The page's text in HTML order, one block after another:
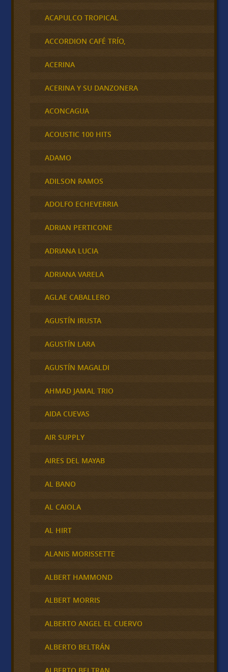
ACAPULCO TROPICAL
ACCORDION CAFÉ TRÍO,
ACERINA
ACERINA Y SU DANZONERA
ACONCAGUA
ACOUSTIC 100 HITS
ADAMO
ADILSON RAMOS
ADOLFO ECHEVERRIA
ADRIAN PERTICONE
ADRIANA LUCIA
ADRIANA VARELA
AGLAE CABALLERO
AGUSTÍN IRUSTA
AGUSTÍN LARA
AGUSTÍN MAGALDI
AHMAD JAMAL TRIO
AIDA CUEVAS
AIR SUPPLY
AIRES DEL MAYAB
AL BANO
AL CAIOLA
AL HIRT
ALANIS MORISSETTE
ALBERT HAMMOND
ALBERT MORRIS
ALBERTO ANGEL EL CUERVO
ALBERTO BELTRÁN